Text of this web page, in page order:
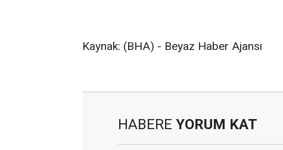
Kaynak: (BHA) - Beyaz Haber Ajansı
HABERE YORUM KAT